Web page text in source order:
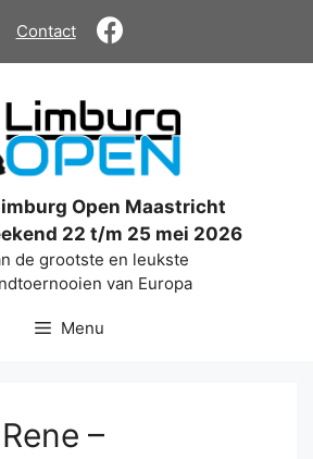
Contact
Open Maastricht
22 t/m 25 mei 2026
de grootste en leukste
van Europa
Menu
–